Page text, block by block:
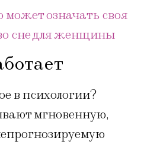
может означать своя
сне для женщины
в психологии?
мгновенную,